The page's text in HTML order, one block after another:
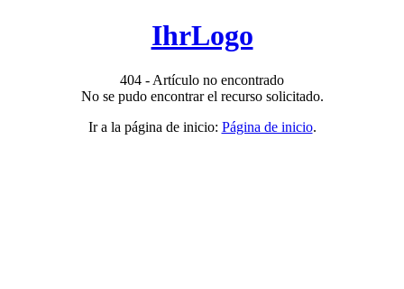
IhrLogo
404 - Artículo no encontrado
No se pudo encontrar el recurso solicitado.
Ir a la página de inicio: Página de inicio.